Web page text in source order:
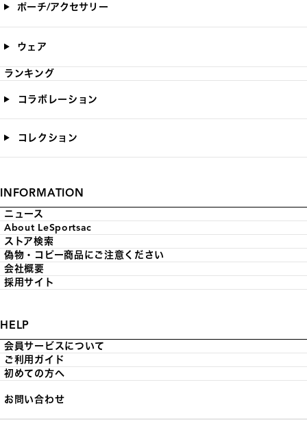
ポーチ/アクセサリー
ウェア
ランキング
コラボレーション
コレクション
INFORMATION
ニュース
About LeSportsac
ストア検索
偽物・コピー商品にご注意ください
会社概要
採用サイト
HELP
会員サービスについて
ご利用ガイド
初めての方へ
お問い合わせ